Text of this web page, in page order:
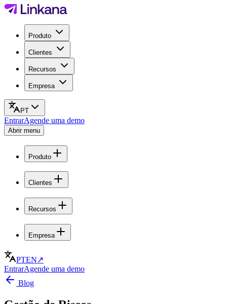
Produto
Clientes
Recursos
Empresa
PT
EntrarAgende uma demo
Abrir menu
Produto
Clientes
Recursos
Empresa
PTEN↗
EntrarAgende uma demo
Blog